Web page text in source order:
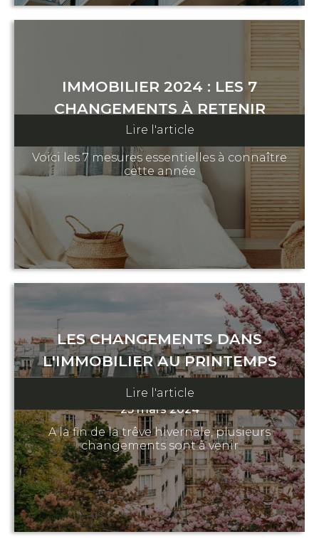
IMMOBILIER 2024 : LES 7
CHANGEMENTS À RETENIR
18 janvier 2024
Voici les 7 mesures essentielles à connaître
cette année
Lire l'article
LES CHANGEMENTS DANS
L'IMMOBILIER AU PRINTEMPS
2024
25 mars 2024
A la fin de la trêve hivernale, plusieurs
changements sont à venir
Lire l'article